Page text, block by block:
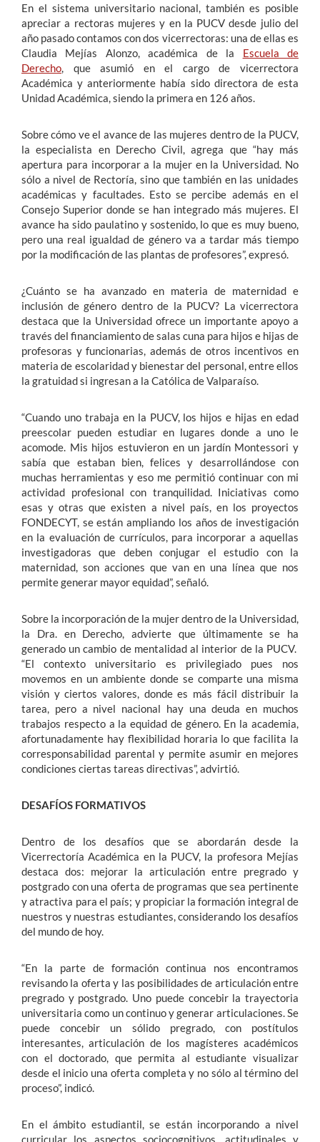
En el sistema universitario nacional, también es posible
apreciar a rectoras mujeres y en la PUCV desde julio del
año pasado contamos con dos vicerrectoras: una de ellas es
Claudia Mejías Alonzo, académica de la Escuela de
Derecho , que asumió en el cargo de vicerrectora
Académica y anteriormente había sido directora de esta
Unidad Académica, siendo la primera en 126 años.
Sobre cómo ve el avance de las mujeres dentro de la PUCV,
la especialista en Derecho Civil, agrega que “hay más
apertura para incorporar a la mujer en la Universidad. No
sólo a nivel de Rectoría, sino que también en las unidades
académicas y facultades. Esto se percibe además en el
Consejo Superior donde se han integrado más mujeres. El
avance ha sido paulatino y sostenido, lo que es muy bueno,
pero una real igualdad de género va a tardar más tiempo
por la modificación de las plantas de profesores”, expresó.
¿Cuánto se ha avanzado en materia de maternidad e
inclusión de género dentro de la PUCV? La vicerrectora
destaca que la Universidad ofrece un importante apoyo a
través del financiamiento de salas cuna para hijos e hijas de
profesoras y funcionarias, además de otros incentivos en
materia de escolaridad y bienestar del personal, entre ellos
la gratuidad si ingresan a la Católica de Valparaíso.
“Cuando uno trabaja en la PUCV, los hijos e hijas en edad
preescolar pueden estudiar en lugares donde a uno le
acomode. Mis hijos estuvieron en un jardín Montessori y
sabía que estaban bien, felices y desarrollándose con
muchas herramientas y eso me permitió continuar con mi
actividad profesional con tranquilidad. Iniciativas como
esas y otras que existen a nivel país, en los proyectos
FONDECYT, se están ampliando los años de investigación
en la evaluación de currículos, para incorporar a aquellas
investigadoras que deben conjugar el estudio con la
maternidad, son acciones que van en una línea que nos
permite generar mayor equidad”, señaló.
Sobre la incorporación de la mujer dentro de la Universidad,
la Dra. en Derecho, advierte que últimamente se ha
generado un cambio de mentalidad al interior de la PUCV.
“El contexto universitario es privilegiado pues nos
movemos en un ambiente donde se comparte una misma
visión y ciertos valores, donde es más fácil distribuir la
tarea, pero a nivel nacional hay una deuda en muchos
trabajos respecto a la equidad de género. En la academia,
afortunadamente hay flexibilidad horaria lo que facilita la
corresponsabilidad parental y permite asumir en mejores
condiciones ciertas tareas directivas”, advirtió.
DESAFÍOS FORMATIVOS
Dentro de los desafíos que se abordarán desde la
Vicerrectoría Académica en la PUCV, la profesora Mejías
destaca dos: mejorar la articulación entre pregrado y
postgrado con una oferta de programas que sea pertinente
y atractiva para el país; y propiciar la formación integral de
nuestros y nuestras estudiantes, considerando los desafíos
del mundo de hoy.
“En la parte de formación continua nos encontramos
revisando la oferta y las posibilidades de articulación entre
pregrado y postgrado. Uno puede concebir la trayectoria
universitaria como un continuo y generar articulaciones. Se
puede concebir un sólido pregrado, con postítulos
interesantes, articulación de los magísteres académicos
con el doctorado, que permita al estudiante visualizar
desde el inicio una oferta completa y no sólo al término del
proceso”, indicó.
En el ámbito estudiantil, se están incorporando a nivel
curricular los aspectos sociocognitivos, actitudinales y